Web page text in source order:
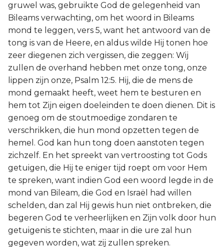
gruwel was, gebruikte God de gelegenheid van
Bileams verwachting, om het woord in Bileams
mond te leggen, vers 5, want het antwoord van de
tong is van de Heere, en aldus wilde Hij tonen hoe
zeer diegenen zich vergissen, die zeggen: Wij
zullen de overhand hebben met onze tong, onze
lippen zijn onze, Psalm 12:5. Hij, die de mens de
mond gemaakt heeft, weet hem te besturen en
hem tot Zijn eigen doeleinden te doen dienen. Dit is
genoeg om de stoutmoedige zondaren te
verschrikken, die hun mond opzetten tegen de
hemel. God kan hun tong doen aanstoten tegen
zichzelf. En het spreekt van vertroosting tot Gods
getuigen, die Hij te eniger tijd roept om voor Hem
te spreken, want indien God een woord legde in de
mond van Bileam, die God en Israël had willen
schelden, dan zal Hij gewis hun niet ontbreken, die
begeren God te verheerlijken en Zijn volk door hun
getuigenis te stichten, maar in die ure zal hun
gegeven worden, wat zij zullen spreken.